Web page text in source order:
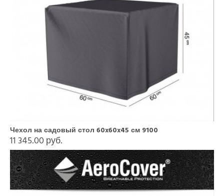
Чехол на садовый стол 60x60x45 см 9100
11 345.00 руб.